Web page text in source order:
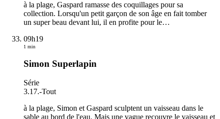
à la plage, Gaspard ramasse des coquillages pour sa
collection. Lorsqu'un petit garçon de son âge en fait tomber
un super beau devant lui, il en profite pour le…
09h19
1 min
Simon Superlapin
Série
3.17.-Tout
à la plage, Simon et Gaspard sculptent un vaisseau dans le
sable au bord de l'eau. Mais une vague recouvre le vaisseau et